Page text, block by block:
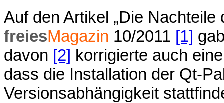
Auf den Artikel „Die
freiesMagazin 10/2011 [1]
davon [2] korrigierte auch
dass die Installation der Qt-
Versionsabhängigkeit